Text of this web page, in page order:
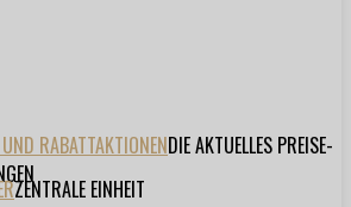
RABATTAKTIONENDIE AKTUELLES PREISE-
ZENTRALE EINHEIT